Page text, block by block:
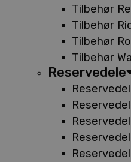
Tilbehør
Tilbehør
Tilbehør
Tilbehør
Reservedele